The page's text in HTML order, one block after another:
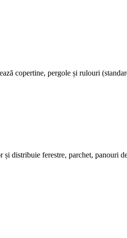
copertine, pergole și rulouri
distribuie ferestre, parchet, panouri